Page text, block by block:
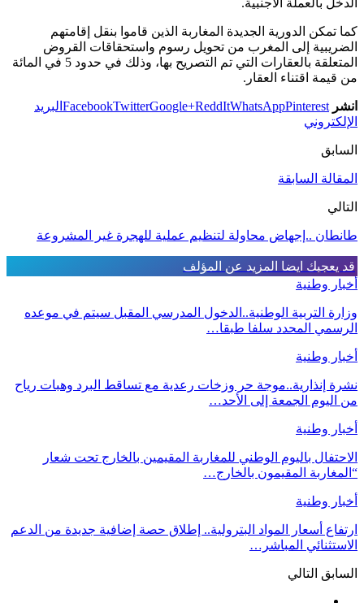
الدخل بالعملة الأجنبية.
كما تمكن الدورية الجديدة المغاربة الذين قاموا بنقل إقامتهم
الضريبية إلى المغرب من تحويل رسوم واستحقاقات القروض
المتعلقة بالعقارات التي تم التصريح بها، وذلك في حدود 5 في المائة
من قيمة اقتناء العقار.
انشر FacebookTwitterGoogle+ReddItWhatsAppPinterest
البريد
الإلكتروني
السابق
المقالة السابقة
التالي
طانطان ..إجهاض محاولة لتنظيم عملية للهجرة غير المشروعة
قد يعجبك ايضا المزيد عن المؤلف
أخبار وطنية
وزارة التربية الوطنية..الدخول المدرسي المقبل سیتم في موعده
الرسمي المحدد سلفا طبقا…
أخبار وطنية
نشرة إنذارية..موجة حر وزخات رعدية مع تساقط البرد وهبات رياح
من اليوم الجمعة إلى الأحد…
أخبار وطنية
الاحتفال باليوم الوطني للمغاربة المقيمين بالخارج تحت شعار
“المغاربة المقيمون بالخارج…
أخبار وطنية
ارتفاع أسعار المواد البترولية.. إطلاق حصة إضافية جديدة من الدعم
الاستثنائي المباشر…
السابق التالي